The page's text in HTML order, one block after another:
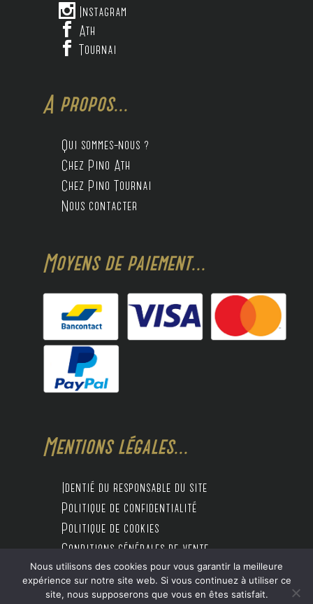
 Instagram
 Ath
 Tournai
A propos...
Qui sommes-nous ?
Chez Pino Ath
Chez Pino Tournai
Nous contacter
Moyens de paiement...
Mentions légales...
Identié du responsable du site
Politique de confidentialité
Politique de cookies
Conditions générales de vente
Design by Digitalife
Nous utilisons des cookies pour vous garantir la meilleure
expérience sur notre site web. Si vous continuez à utiliser ce
site, nous supposerons que vous en êtes satisfait.